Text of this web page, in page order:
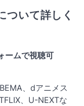
ついて詳しく
ームで視聴可
、dアニメス
、U-NEXTな